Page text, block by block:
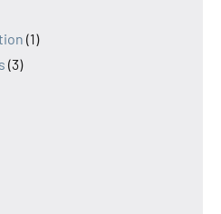
(1)
(3)